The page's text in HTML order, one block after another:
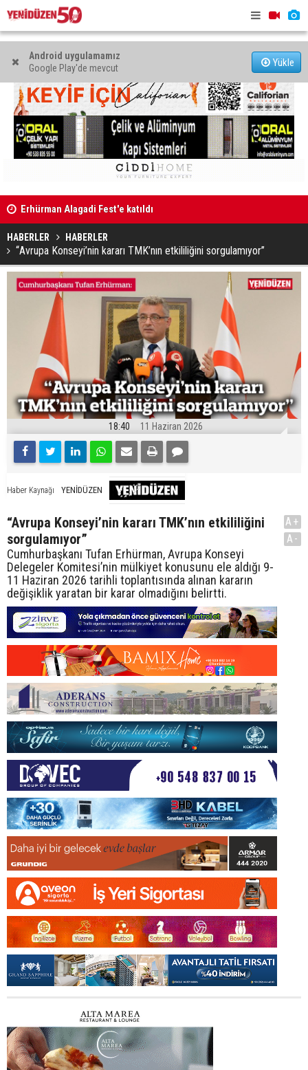
Android uygulamamız
Google Play'de mevcut
Yükle
Eğlence mekanında kanunsuz silahla yakalandı
HABERLER HABERLER
“Avrupa Konseyi’nin kararı TMK’nın etkililiğini sorgulamıyor”
18:40 11 Haziran 2026
Haber Kaynağı YENİDÜZEN
“Avrupa Konseyi’nin kararı TMK’nın etkililiğini
sorgulamıyor”
Cumhurbaşkanı Tufan Erhürman, Avrupa Konseyi
Delegeler Komitesi’nin mülkiyet konusunu ele aldığı 9-
11 Haziran 2026 tarihli toplantısında alınan kararın
değişiklik yaratan bir karar olmadığını belirtti.
A+
A-